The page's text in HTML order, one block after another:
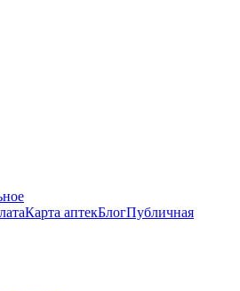
Карта аптекБлогПубличная